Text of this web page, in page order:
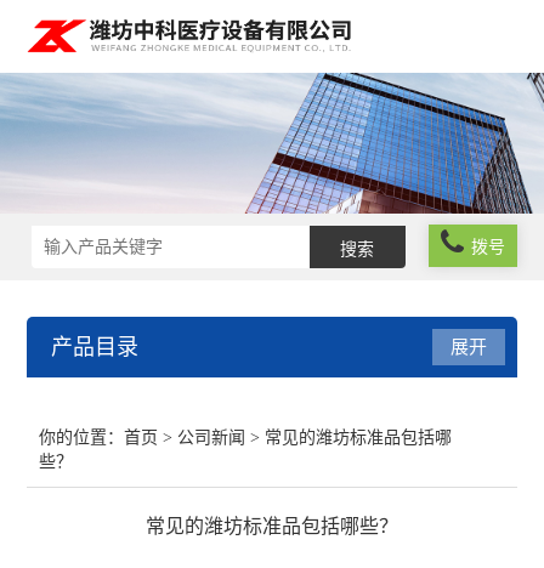
拨号
产品目录
玻璃仪器
展开
你的位置：首页 > 公司新闻 > 常见的潍坊标准品包括哪
些？
常见的潍坊标准品包括哪些？